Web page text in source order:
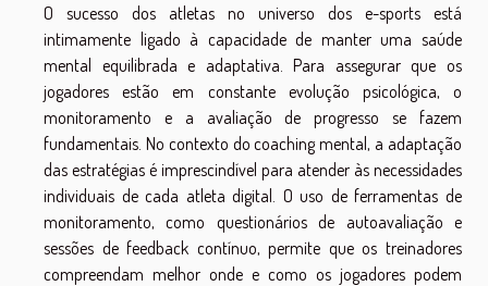
O sucesso dos atletas no universo dos e-sports está
intimamente ligado à capacidade de manter uma saúde
mental equilibrada e adaptativa. Para assegurar que os
jogadores estão em constante evolução psicológica, o
monitoramento e a avaliação de progresso se fazem
fundamentais. No contexto do coaching mental, a adaptação
das estratégias é imprescindível para atender às necessidades
individuais de cada atleta digital. O uso de ferramentas de
monitoramento, como questionários de autoavaliação e
sessões de feedback contínuo, permite que os treinadores
compreendam melhor onde e como os jogadores podem